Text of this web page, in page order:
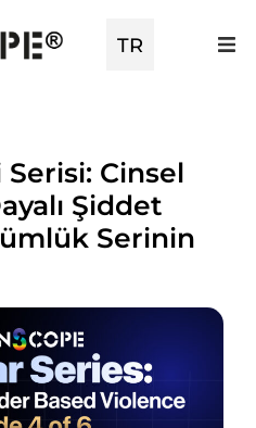
TR
ES
Cinsel
Şiddet
Serinin